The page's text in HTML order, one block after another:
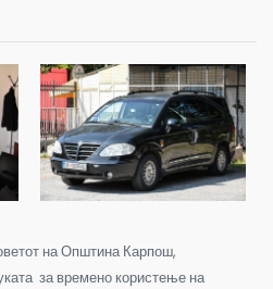
на Општина Карпош,
за времено користење на